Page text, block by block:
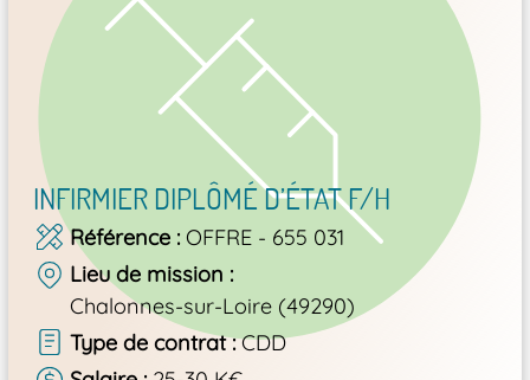
INFIRMIER DIPLÔMÉ D’ÉTAT F/H
Référence OFFRE - 655 031
Lieu de mission
Chalonnes-sur-Loire (49290)
Type de contrat CDD